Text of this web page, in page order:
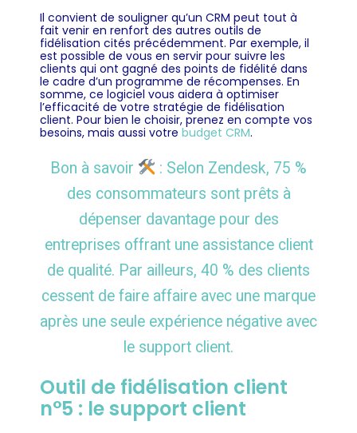
Il convient de souligner qu’un CRM peut tout à
fait venir en renfort des autres outils de
fidélisation cités précédemment. Par exemple, il
est possible de vous en servir pour suivre les
clients qui ont gagné des points de fidélité dans
le cadre d’un programme de récompenses. En
somme, ce logiciel vous aidera à optimiser
l’efficacité de votre stratégie de fidélisation
client. Pour bien le choisir, prenez en compte vos
besoins, mais aussi votre budget CRM.
Bon à savoir
: Selon Zendesk, 75 %
des consommateurs sont prêts à
dépenser davantage pour des
entreprises offrant une assistance client
de qualité. Par ailleurs, 40 % des clients
cessent de faire affaire avec une marque
après une seule expérience négative avec
le support client.
Outil de fidélisation client
n°5 : le support client